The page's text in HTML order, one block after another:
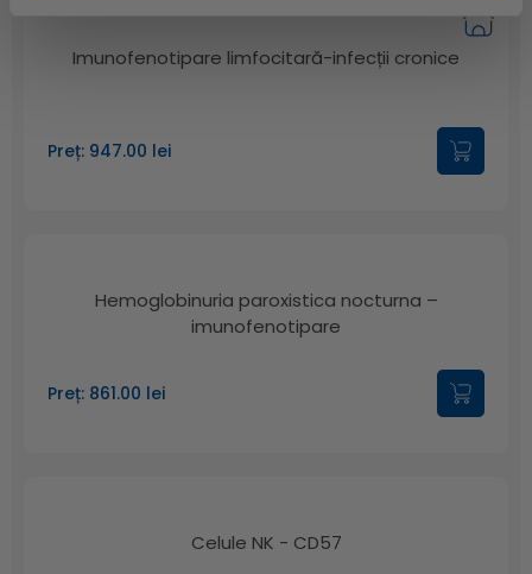
Imunofenotipare limfocitară-infecții cronice
Preț: 947.00 lei
Hemoglobinuria paroxistica nocturna –
imunofenotipare
Preț: 861.00 lei
Celule NK - CD57